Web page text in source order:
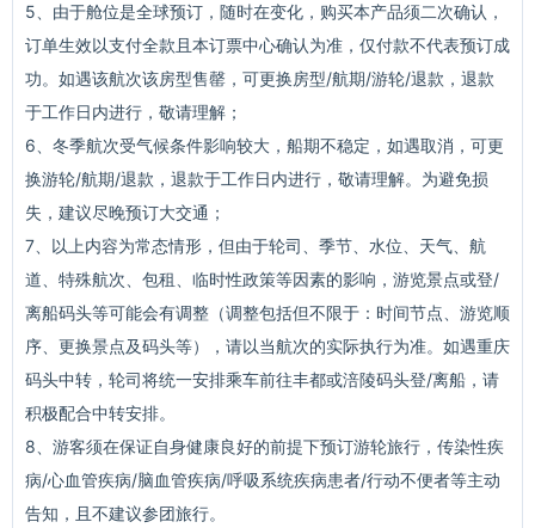
5、由于舱位是全球预订，随时在变化，购买本产品须二次确认，
订单生效以支付全款且本订票中心确认为准，仅付款不代表预订成
功。如遇该航次该房型售罄，可更换房型/航期/游轮/退款，退款
于工作日内进行，敬请理解；
6、冬季航次受气候条件影响较大，船期不稳定，如遇取消，可更
换游轮/航期/退款，退款于工作日内进行，敬请理解。为避免损
失，建议尽晚预订大交通；
7、以上内容为常态情形，但由于轮司、季节、水位、天气、航
道、特殊航次、包租、临时性政策等因素的影响，游览景点或登/
离船码头等可能会有调整（调整包括但不限于：时间节点、游览顺
序、更换景点及码头等），请以当航次的实际执行为准。如遇重庆
码头中转，轮司将统一安排乘车前往丰都或涪陵码头登/离船，请
积极配合中转安排。
8、游客须在保证自身健康良好的前提下预订游轮旅行，传染性疾
病/心血管疾病/脑血管疾病/呼吸系统疾病患者/行动不便者等主动
告知，且不建议参团旅行。